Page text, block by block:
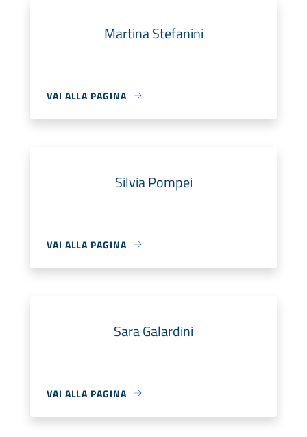
Martina Stefanini
VAI ALLA PAGINA
Silvia Pompei
VAI ALLA PAGINA
Sara Galardini
VAI ALLA PAGINA